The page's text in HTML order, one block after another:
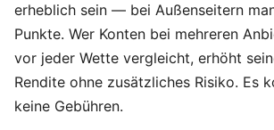
erheblich sein — bei Außenseitern
Punkte. Wer Konten bei mehreren
vor jeder Wette vergleicht, erhöht
Rendite ohne zusätzliches Risiko. Es
keine Gebühren.